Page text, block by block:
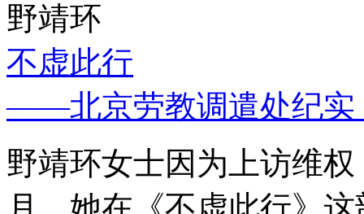
野靖环
不虚此行
——北京劳教调遣处纪实
野靖环女士因为上访维